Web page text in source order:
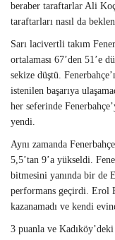
beraber taraftarlar Ali
taraftarları nasıl da
Sarı lacivertli takım
ortalaması 67’den 51’e
sekize düştü.
istenilen başarıya
her seferinde
yendi.
Aynı zamanda
5,5’tan 9’a yükseldi.
bitmesini yanında bir de
performans geçirdi. Erol
kazanamadı ve kendi
3 puanla ve